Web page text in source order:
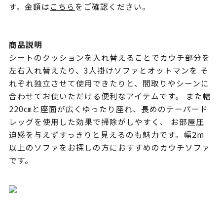
す。金額はこちらをご確認ください。
商品説明
シートのクッションを入れ替えることでカウチ部分を
左右入れ替えたり、3人掛けソファとオットマンを そ
れぞれ独立させて使用できたりと、間取りやシーンに
合わせてお使いただける便利なアイテムです。 また幅
220㎝と座面が広くゆったり座れ、長めのテーパード
レッグを使用した効果で掃除がしやすく、 お部屋圧
迫感を与えずすっきりと見えるのも魅力です。幅2m
以上のソファをお探しの方におすすめのカウチソファ
です。